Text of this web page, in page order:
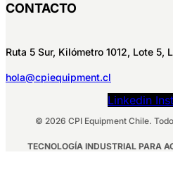
CONTACTO
Ruta 5 Sur, Kilómetro 1012, Lote 5,
hola@cpiequipment.cl
Linkedin
© 2026 CPI Equipment Chile.
TECNOLOGÍA INDUSTRIAL PARA